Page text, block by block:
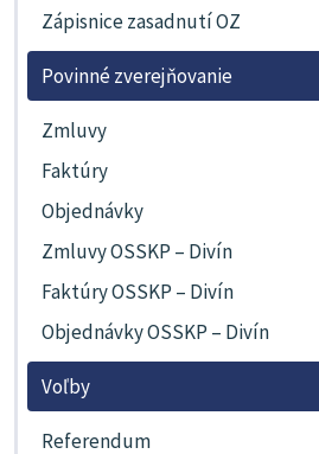
Zápisnice zasadnutí OZ
Povinné zverejňovanie
Zmluvy
Faktúry
Objednávky
Zmluvy OSSKP – Divín
Faktúry OSSKP – Divín
Objednávky OSSKP – Divín
Voľby
Referendum